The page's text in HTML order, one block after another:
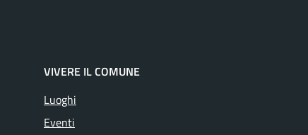
VIVERE IL COMUNE
Luoghi
Eventi